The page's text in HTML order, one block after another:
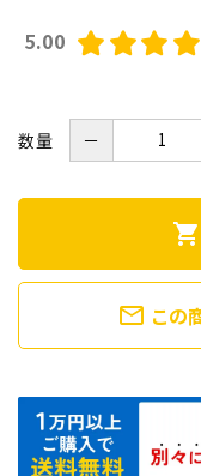
5.00
数量 －
shopping_cart
mail_outline この